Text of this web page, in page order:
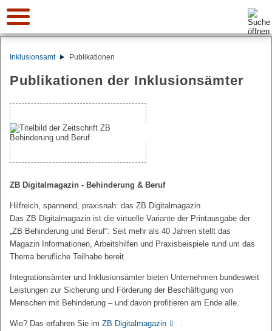
Suche:
Inklusionsamt Publikationen
Publikationen der Inklusionsämter
ZB Digitalmagazin - Behinderung & Beruf
Hilfreich, spannend, praxisnah: das ZB Digitalmagazin
Das ZB Digitalmagazin ist die virtuelle Variante der Printausgabe der
„ZB Behinderung und Beruf“: Seit mehr als 40 Jahren stellt das
Magazin Informationen, Arbeitshilfen und Praxisbeispiele rund um das
Thema berufliche Teilhabe bereit.
Integrationsämter und Inklusionsämter bieten Unternehmen bundesweit
Leistungen zur Sicherung und Förderung der Beschäftigung von
Menschen mit Behinderung – und davon profitieren am Ende alle.
Wie? Das erfahren Sie im ZB Digitalmagazin .